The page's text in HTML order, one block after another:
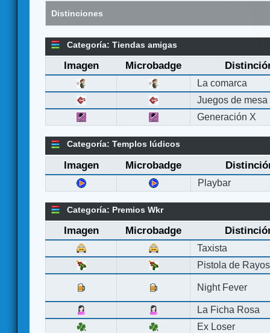
Distinciones
Categoría: Tiendas amigas
Imagen Microbadge
La comarca
Juegos de mesa
Generación X
Categoría: Templos lúdicos
Imagen Microbadge
Playbar
Categoría: Premios Wkr
Imagen Microbadge
Taxista
Pistola de Rayos
Night Fever
La Ficha Rosa
Ex Loser